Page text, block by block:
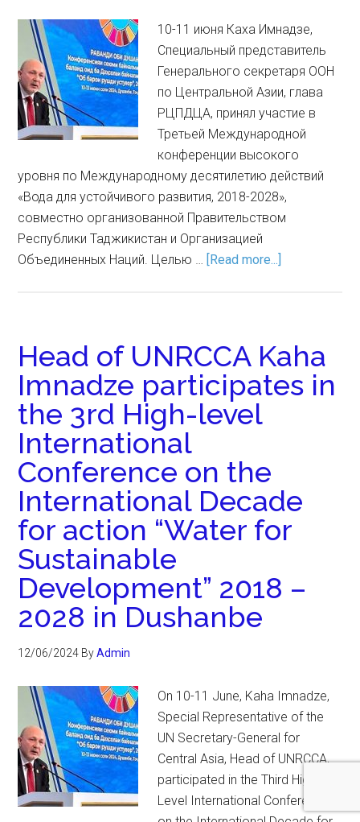
10-11 июня Каха Имнадзе,
Специальный представитель
Генерального секретаря ООН
по Центральной Азии, глава
РЦПДЦА, принял участие в
Третьей Международной
конференции высокого
уровня по Международному десятилетию действий
«Вода для устойчивого развития, 2018-2028»,
совместно организованной Правительством
Республики Таджикистан и Организацией
Объединенных Наций. Целью … [Read more...]
Head of UNRCCA Kaha
Imnadze participates in
the 3rd High-level
International
Conference on the
International Decade
for action “Water for
Sustainable
Development” 2018 –
2028 in Dushanbe
12/06/2024 ByAdmin
On 10-11 June, Kaha Imnadze,
Special Representative of the
UN Secretary-General for
Central Asia, Head of UNRCCA,
participated in the Third High-
Level International Conference